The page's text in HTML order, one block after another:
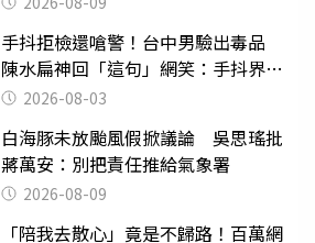
手抖拒檢還嗆警！台中男驗出毒品
陳水扁神回「這句」網笑：手抖界權
威 2026-08-03
白海豚未放颱風假掀議論 吳思瑤批
蔣萬安：別把責任推給氣象署
2026-08-09
「陪我去散心」竟是不歸路！百萬網